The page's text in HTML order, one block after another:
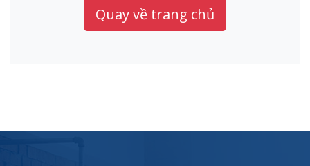
Quay về trang chủ